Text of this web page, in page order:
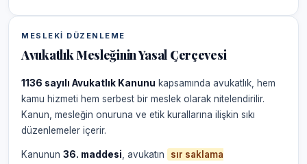
MESLEKI DÜZENLEME
Avukatlık Mesleğinin Yasal Çerçevesi
1136 sayılı Avukatlık Kanunu kapsamında avukatlık, hem
kamu hizmeti hem serbest bir meslek olarak nitelendirilir.
Kanun, mesleğin onuruna ve etik kurallarına ilişkin sıkı
düzenlemeler içerir.
Kanunun 36. maddesi , avukatın
sır saklama